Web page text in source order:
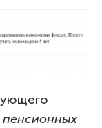
пенсионных